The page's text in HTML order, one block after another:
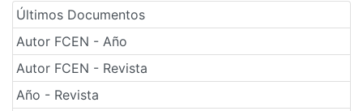
Últimos Documentos
Autor FCEN - Año
Autor FCEN - Revista
Año - Revista